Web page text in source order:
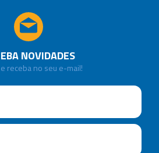
NOVIDADES
receba no seu e-mail!